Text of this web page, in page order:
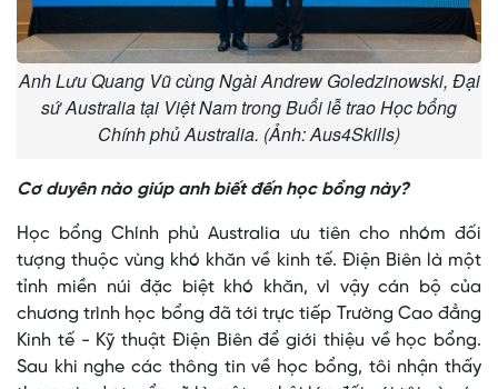
Anh Lưu Quang Vũ cùng Ngài Andrew Goledzinowski, Đại
sứ Australia tại Việt Nam trong Buổi lễ trao Học bổng
Chính phủ Australia. (Ảnh: Aus4Skills)
Cơ duyên nào giúp anh biết đến học bổng này?
Học bổng Chính phủ Australia ưu tiên cho nhóm đối
tượng thuộc vùng khó khăn về kinh tế. Điện Biên là một
tỉnh miền núi đặc biệt khó khăn, vì vậy cán bộ của
chương trình học bổng đã tới trực tiếp Trường Cao đẳng
Kinh tế - Kỹ thuật Điện Biên để giới thiệu về học bổng.
Sau khi nghe các thông tin về học bổng, tôi nhận thấy